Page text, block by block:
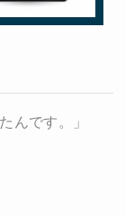
んです。」